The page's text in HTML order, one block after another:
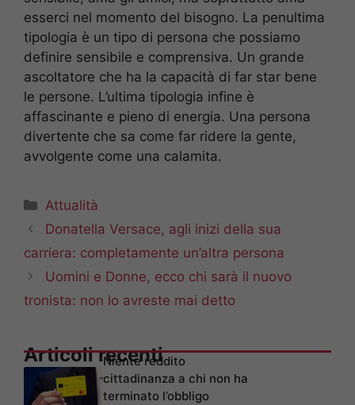
esserci nel momento del bisogno. La penultima
tipologia è un tipo di persona che possiamo
definire sensibile e comprensiva. Un grande
ascoltatore che ha la capacità di far star bene
le persone. L’ultima tipologia infine è
affascinante e pieno di energia. Una persona
divertente che sa come far ridere la gente,
avvolgente come una calamita.
Categorie
Attualità
Donatella Versace, agli inizi della sua
carriera: completamente un’altra persona
Uomini e Donne, ecco chi sarà il nuovo
tronista: non lo avreste mai detto
Articoli recenti
Niente reddito
cittadinanza a chi non ha
terminato l’obbligo